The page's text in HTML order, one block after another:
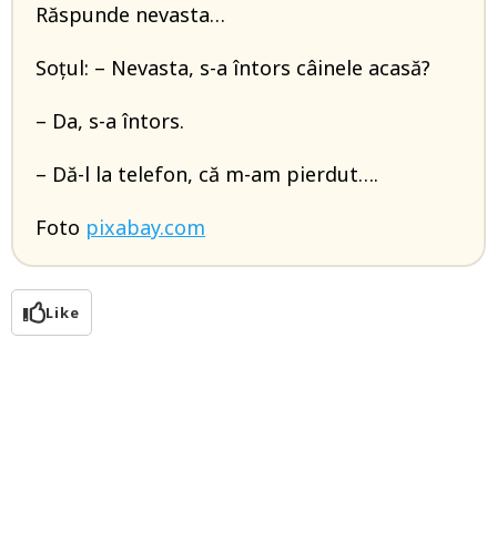
Răspunde nevasta…
Soțul: – Nevasta, s-a întors câinele acasă?
– Da, s-a întors.
– Dă-l la telefon, că m-am pierdut….
Foto pixabay.com
Like